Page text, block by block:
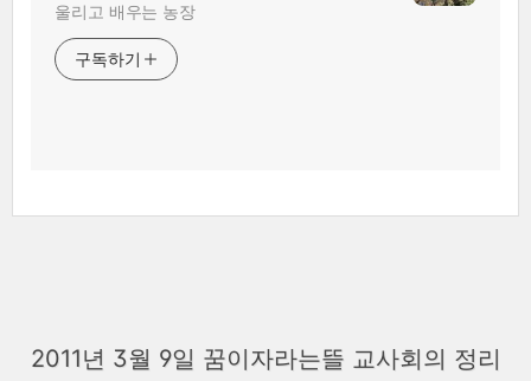
울리고 배우는 농장
구독하기
2011년 3월 9일 꿈이자라는뜰 교사회의 정리